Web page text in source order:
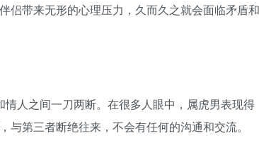
侣带来无形的心理压力，久而久之就会面临矛盾和
人之间一刀两断。在很多人眼中，属虎男表现得
第三者断绝往来，不会有任何的沟通和交流。